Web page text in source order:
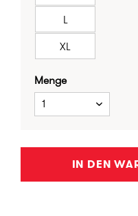
L
XL
Menge
1
IN DEN